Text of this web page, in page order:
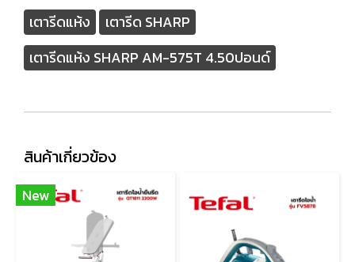
เตารีดแห้ง
เตารีด SHARP
เตารีดแห้ง SHARP AM-575T 4.50ปอนด์
สินค้าเกี่ยวข้อง
New